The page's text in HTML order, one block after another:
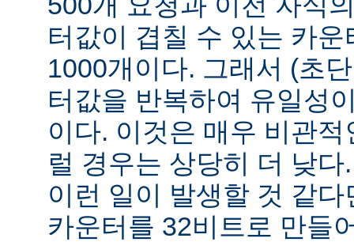
터값이 겹칠 수 있는 카
1000개이다. 그래서 (초
터값을 반복하여 유일성
이다. 이것은 매우 비관
럴 경우는 상당히 더 낮
이런 일이 발생할 것 같
카운터를 32비트로 만들